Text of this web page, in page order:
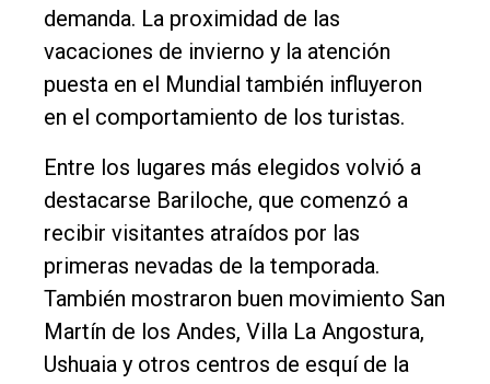
demanda. La proximidad de las
vacaciones de invierno y la atención
puesta en el Mundial también influyeron
en el comportamiento de los turistas.
Entre los lugares más elegidos volvió a
destacarse Bariloche, que comenzó a
recibir visitantes atraídos por las
primeras nevadas de la temporada.
También mostraron buen movimiento San
Martín de los Andes, Villa La Angostura,
Ushuaia y otros centros de esquí de la